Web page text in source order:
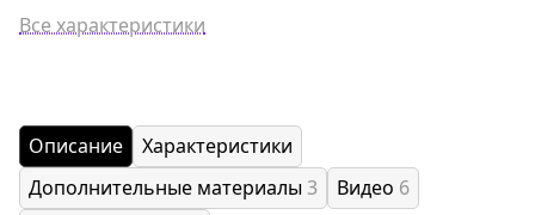
Все характеристики
Описание
Характеристики
Дополнительные материалы3 Видео 6